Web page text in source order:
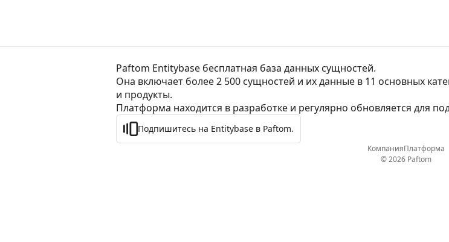
Paftom Entitybase бесплатная база данных сущностей.
Она включает более 2 500 сущностей и их данные в 11 основных
и продукты.
Платформа находится в разработке и регулярно обновляется для
Подпишитесь на Entitybase в Paftom.
КомпанияПлатформа
© 2026 Paftom